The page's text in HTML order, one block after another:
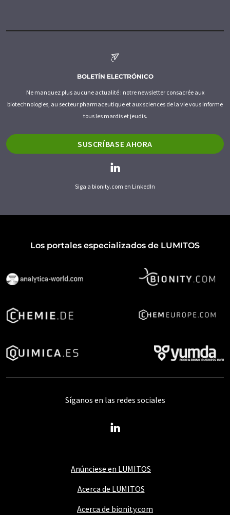
BOLETÍN ELECTRÓNICO
Ne manquez plus aucune actualité : notre newsletter consacrée aux
biotechnologies, au secteur pharmaceutique et aux sciences de la vie vous informe
tous les mardis et jeudis.
SUSCRÍBASE AHORA
Siga a bionity.com en LinkedIn
Los portales especializados de LUMITOS
Anúnciese en LUMITOS
Acerca de LUMITOS
Acerca de bionity.com
Síganos en las redes sociales